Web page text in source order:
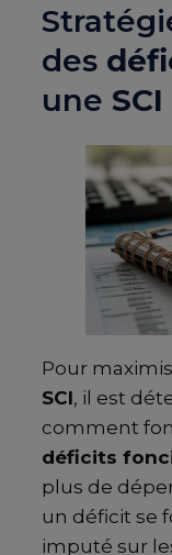
des
une SCI
Pour
SCI, il est
comment
déficits
plus de
un déficit se
imputé sur